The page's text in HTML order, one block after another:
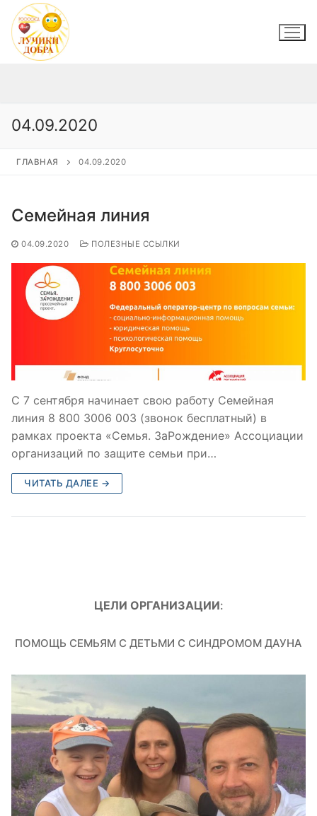
Перейти
содержимому
04.09.2020
ГЛАВНАЯ 04.09.2020
Семейная линия
04.09.2020 ПОЛЕЗНЫЕ ССЫЛКИ
С 7 сентября начинает свою работу Семейная
линия 8 800 3006 003 (звонок бесплатный) в
рамках проекта «Семья. ЗаРождение» Ассоциации
организаций по защите семьи при…
ЧИТАТЬ ДАЛЕЕ →
ЦЕЛИ ОРГАНИЗАЦИИ:
ПОМОЩЬ СЕМЬЯМ С ДЕТЬМИ С СИНДРОМОМ ДАУНА